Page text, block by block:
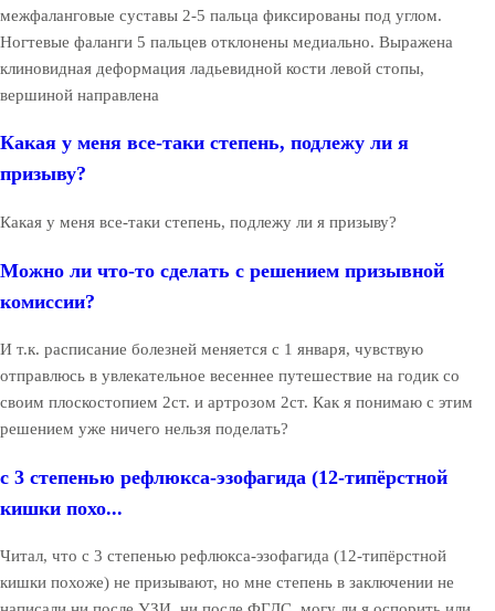
межфаланговые суставы 2-5 пальца фиксированы под углом.
Ногтевые фаланги 5 пальцев отклонены медиально. Выражена
клиновидная деформация ладьевидной кости левой стопы,
вершиной направлена
Какая у меня все-таки степень, подлежу ли я
призыву?
Какая у меня все-таки степень, подлежу ли я призыву?
Можно ли что-то сделать с решением призывной
комиссии?
И т.к. расписание болезней меняется с 1 января, чувствую
отправлюсь в увлекательное весеннее путешествие на годик со
своим плоскостопием 2ст. и артрозом 2ст. Как я понимаю с этим
решением уже ничего нельзя поделать?
с 3 степенью рефлюкса-эзофагида (12-типёрстной
кишки похо...
Читал, что с 3 степенью рефлюкса-эзофагида (12-типёрстной
кишки похоже) не призывают, но мне степень в заключении не